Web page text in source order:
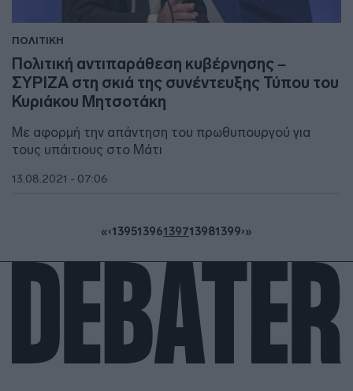
ΠΟΛΙΤΙΚΗ
Πολιτική αντιπαράθεση κυβέρνησης –
ΣΥΡΙΖΑ στη σκιά της συνέντευξης Τύπου του
Κυριάκου Μητσοτάκη
Με αφορμή την απάντηση του πρωθυπουργού για
τους υπάιτιους στο Μάτι
13.08.2021 - 07:06
«‹13951396139713981399›»